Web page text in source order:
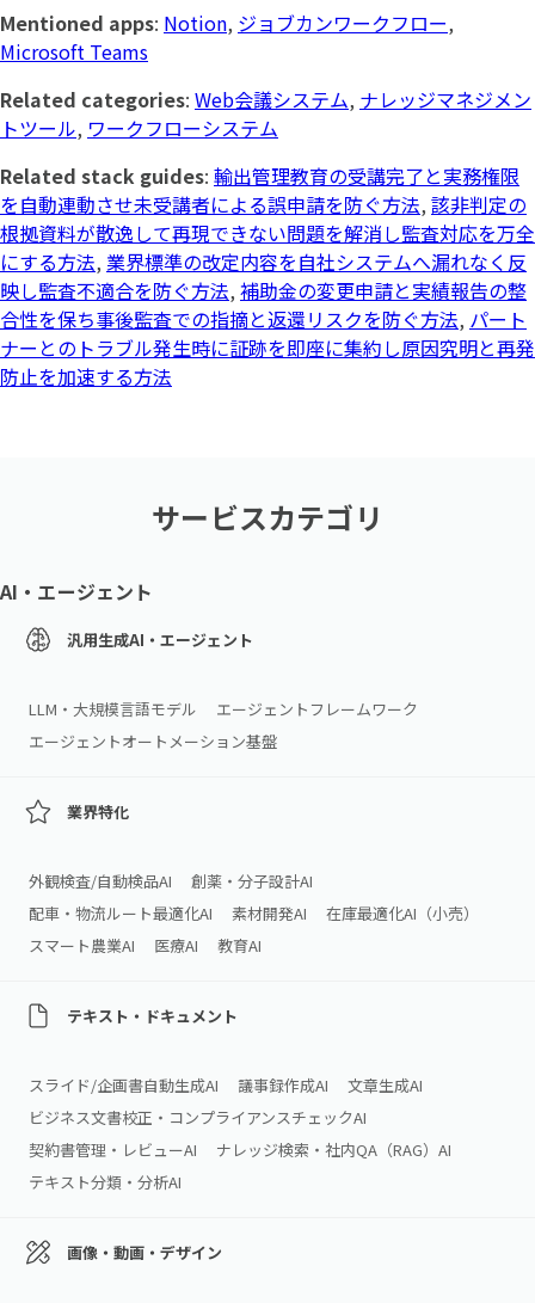
Mentioned apps: Notion, ジョブカンワークフロー,
Microsoft Teams
Related categories: Web会議システム, ナレッジマネジメン
トツール, ワークフローシステム
Related stack guides: 輸出管理教育の受講完了と実務権限
を自動連動させ未受講者による誤申請を防ぐ方法, 該非判定の
根拠資料が散逸して再現できない問題を解消し監査対応を万全
にする方法, 業界標準の改定内容を自社システムへ漏れなく反
映し監査不適合を防ぐ方法, 補助金の変更申請と実績報告の整
合性を保ち事後監査での指摘と返還リスクを防ぐ方法, パート
ナーとのトラブル発生時に証跡を即座に集約し原因究明と再発
防止を加速する方法
サービスカテゴリ
AI・エージェント
汎用生成AI・エージェント
LLM・大規模言語モデル
エージェントフレームワーク
エージェントオートメーション基盤
業界特化
外観検査/自動検品AI
創薬・分子設計AI
配車・物流ルート最適化AI
素材開発AI
在庫最適化AI（小売）
スマート農業AI
医療AI 教育AI
テキスト・ドキュメント
スライド/企画書自動生成AI 議事録作成AI
文章生成AI
ビジネス文書校正・コンプライアンスチェックAI
契約書管理・レビューAI
ナレッジ検索・社内QA（RAG）AI
テキスト分類・分析AI
画像・動画・デザイン